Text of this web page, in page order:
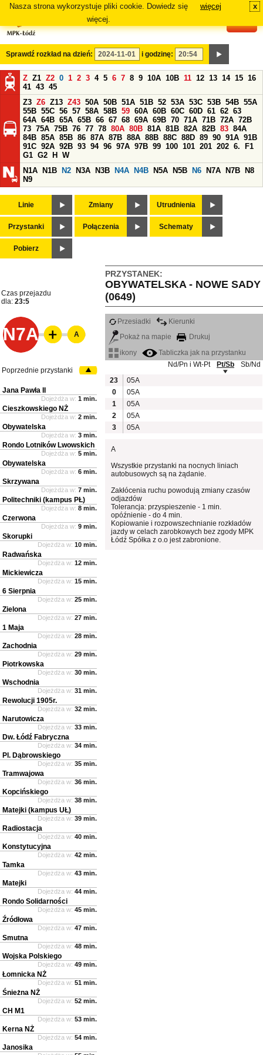
Nasza strona wykorzystuje pliki cookie. Dowiedz się
więcej.
więcej x
Sprawdź rozkład na dzień: i godzinę:
Z Z1 Z2 0 1 2 3 4 5 6 7 8 9 10A 10B 11 12 13 14 15 16
41 43 45
Z3 Z6 Z13 Z43 50A 50B 51A 51B 52 53A 53C 53B 54B 55A
55B 55C 56 57 58A 58B 59 60A 60B 60C 60D 61 62 63
64A 64B 65A 65B 66 67 68 69A 69B 70 71A 71B 72A 72B
73 75A 75B 76 77 78 80A 80B 81A 81B 82A 82B 83 84A
84B 85A 85B 86 87A 87B 88A 88B 88C 88D 89 90 91A 91B
91C 92A 92B 93 94 96 97A 97B 99 100 101 201 202 6.
F1
G1 G2 H
W
N1A
N1B N2 N3A N3B N4A N4B N5A N5B N6 N7A N7B
N8
N9
Linie Zmiany Utrudnienia
Przystanki Połączenia Schematy
Pobierz
PRZYSTANEK:
OBYWATELSKA - NOWE SADY
(0649)
Czas przejazdu
dla: 23:5
N7A
Przesiadki
Kierunki
Pokaż na mapie
Drukuj
ikony
Tabliczka jak na przystanku
Nd/Pn i Wt-Pt
Pt/Sb
Sb/Nd
23
05A
0
05A
1
05A
2
05A
3
05A
A
Wszystkie przystanki na nocnych liniach
autobusowych są na żądanie.
Zakłócenia ruchu powodują zmiany czasów
odjazdów
Tolerancja: przyspieszenie - 1 min.
opóźnienie - do 4 min.
Kopiowanie i rozpowszechnianie rozkładów
jazdy w celach zarobkowych bez zgody MPK
Łódź Spółka z o.o jest zabronione.
A
Poprzednie przystanki
Jana Pawła II
Dojeżdża w: 1 min.
Cieszkowskiego NŻ
Dojeżdża w: 2 min.
Obywatelska
Dojeżdża w: 3 min.
Rondo Lotników Lwowskich
Dojeżdża w: 5 min.
Obywatelska
Dojeżdża w: 6 min.
Skrzywana
Dojeżdża w: 7 min.
Politechniki (kampus PŁ)
Dojeżdża w: 8 min.
Czerwona
Dojeżdża w: 9 min.
Skorupki
Dojeżdża w: 10 min.
Radwańska
Dojeżdża w: 12 min.
Mickiewicza
Dojeżdża w: 15 min.
6 Sierpnia
Dojeżdża w: 25 min.
Zielona
Dojeżdża w: 27 min.
1 Maja
Dojeżdża w: 28 min.
Zachodnia
Dojeżdża w: 29 min.
Piotrkowska
Dojeżdża w: 30 min.
Wschodnia
Dojeżdża w: 31 min.
Rewolucji 1905r.
Dojeżdża w: 32 min.
Narutowicza
Dojeżdża w: 33 min.
Dw. Łódź Fabryczna
Dojeżdża w: 34 min.
Pl. Dąbrowskiego
Dojeżdża w: 35 min.
Tramwajowa
Dojeżdża w: 36 min.
Kopcińskiego
Dojeżdża w: 38 min.
Matejki (kampus UŁ)
Dojeżdża w: 39 min.
Radiostacja
Dojeżdża w: 40 min.
Konstytucyjna
Dojeżdża w: 42 min.
Tamka
Dojeżdża w: 43 min.
Matejki
Dojeżdża w: 44 min.
Rondo Solidarności
Dojeżdża w: 45 min.
Źródłowa
Dojeżdża w: 47 min.
Smutna
Dojeżdża w: 48 min.
Wojska Polskiego
Dojeżdża w: 49 min.
Łomnicka NŻ
Dojeżdża w: 51 min.
Śnieżna NŻ
Dojeżdża w: 52 min.
CH M1
Dojeżdża w: 53 min.
Kerna NŻ
Dojeżdża w: 54 min.
Janosika